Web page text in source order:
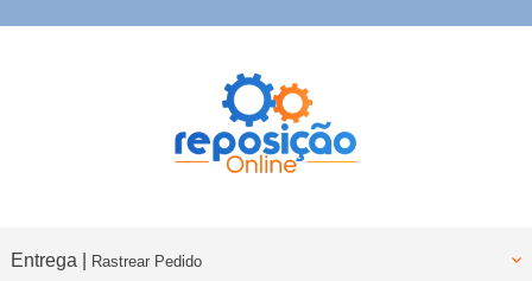
Entrega | Rastrear Pedido